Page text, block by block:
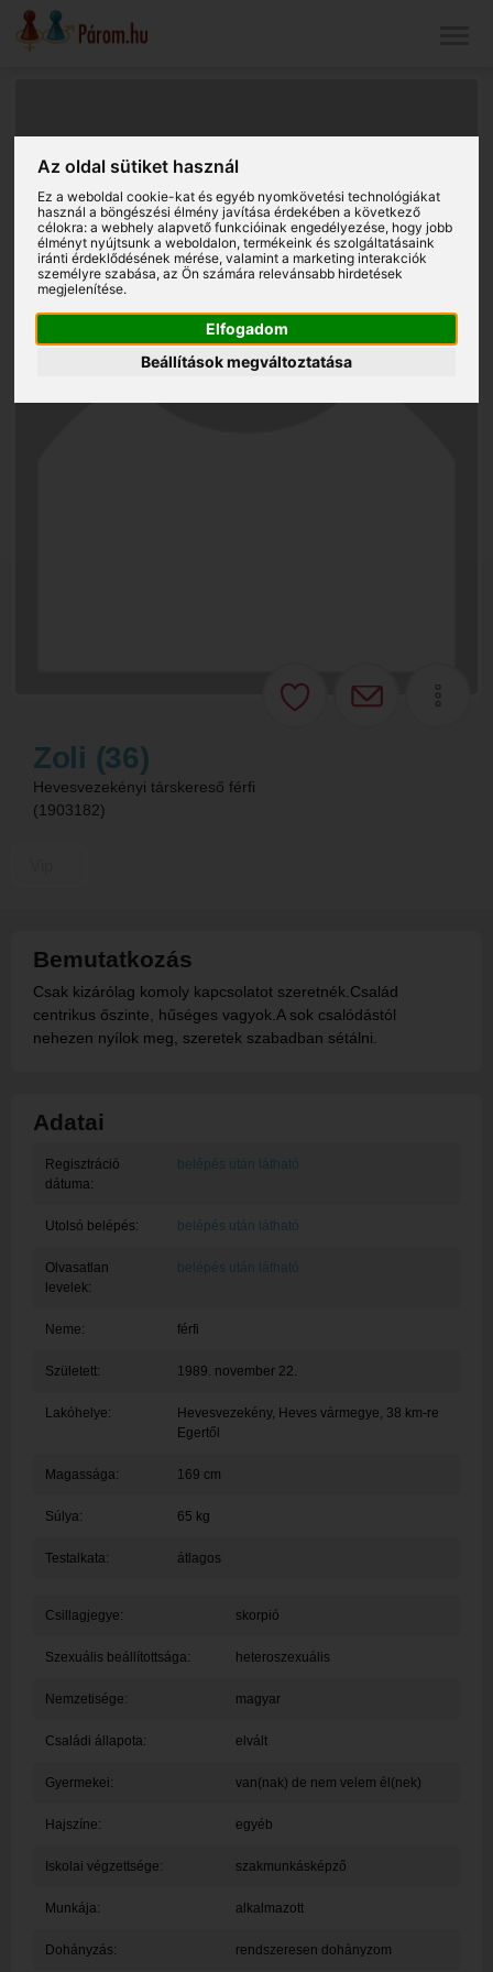
Az oldal sütiket használ
Ez a weboldal cookie-kat és egyéb nyomkövetési technológiákat
használ a böngészési élmény javítása érdekében a következő
célokra:a webhely alapvető funkcióinak engedélyezése, hogy jobb
élményt nyújtsunk a weboldalon,termékeink és szolgáltatásaink
iránti érdeklődésének mérése, valamint a marketing interakciók
személyre szabása,az Ön számára relevánsabb hirdetések
megjelenítése.
Elfogadom
Beállítások megváltoztatása
Zoli (36)
Hevesvezekényi társkereső férfi
(1903182)
Bemutatkozás
Csak kizárólag komoly kapcsolatot szeretnék.Család
centrikus őszinte, hűséges vagyok.A sok csalódástól
nehezen nyílok meg, szeretek szabadban sétálni.
Adatai
Regisztráció
dátuma:
belépés után látható
Utolsó belépés: belépés után látható
Olvasatlan
levelek:
belépés után látható
Neme: férfi
Született: 1989. november 22.
Lakóhelye: Hevesvezekény, Heves vármegye, 38 km-re
Egertől
Magassága: 169 cm
Súlya: 65 kg
Testalkata: átlagos
Csillagjegye: skorpió
Szexuális beállítottsága: heteroszexuális
Nemzetisége: magyar
Családi állapota: elvált
Gyermekei: van(nak) de nem velem él(nek)
Hajszíne: egyéb
Iskolai végzettsége: szakmunkásképző
Munkája: alkalmazott
Dohányzás: rendszeresen dohányzom